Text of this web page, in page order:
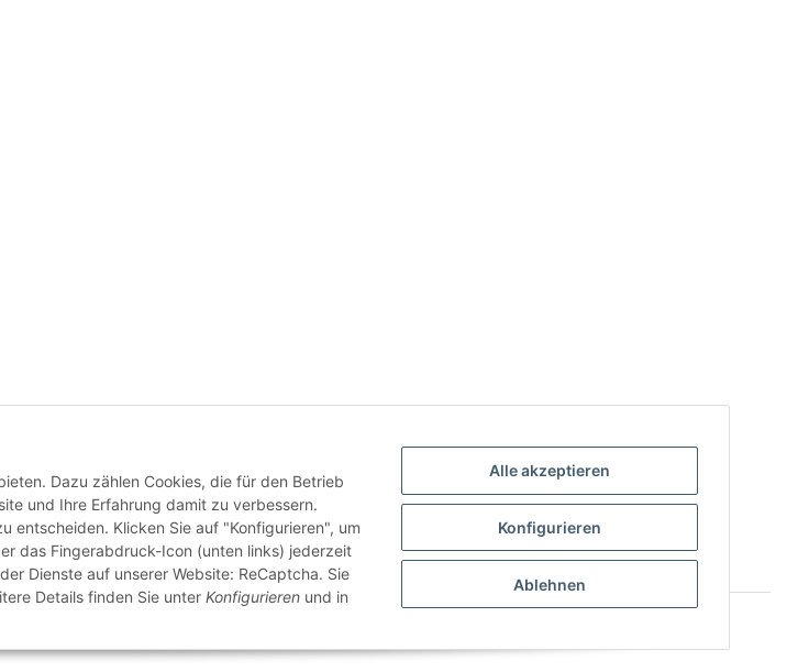
Dazu zählen Cookies, die für den Betrieb
und Ihre Erfahrung damit zu verbessern.
entscheiden. Klicken Sie auf "Konfigurieren", um
das Fingerabdruck-Icon (unten links) jederzeit
Dienste auf unserer Website: ReCaptcha. Sie
Details finden Sie unter Konfigurieren und in
Alle akzeptieren
Konfigurieren
Ablehnen